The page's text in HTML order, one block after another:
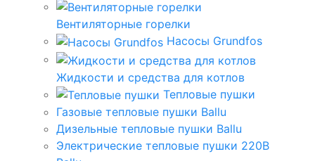
Вентиляторные горелки
Насосы Grundfos
Жидкости и средства для котлов
Тепловые пушки
Газовые тепловые пушки Ballu
Дизельные тепловые пушки Ballu
Электрические тепловые пушки 220В